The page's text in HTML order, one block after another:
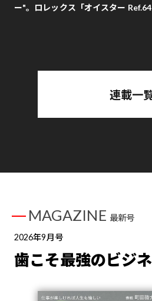
ー"。ロレックス「オイスター
連載一
MAGAZINE 最新号
2026年9月号
歯こそ最強のビジ